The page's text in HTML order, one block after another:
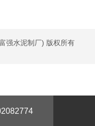
强水泥制厂) 版权所有